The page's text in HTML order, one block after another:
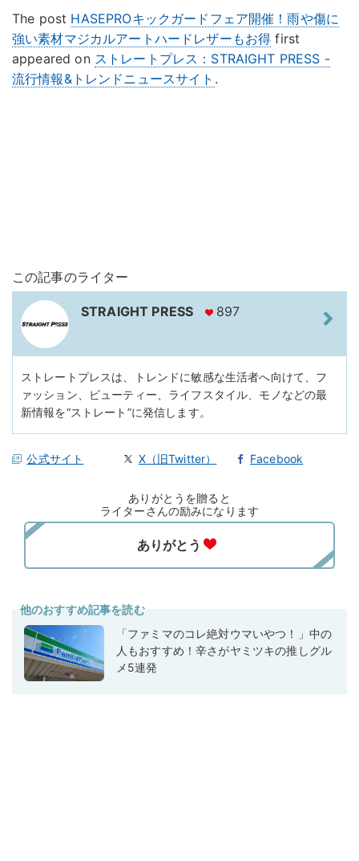
The post HASEPROキックガードフェア開催！雨や傷に
強い素材マジカルアートハードレザーもお得 first
appeared on ストレートプレス：STRAIGHT PRESS -
流行情報&トレンドニュースサイト .
この記事のライター
STRAIGHT PRESS 897
ストレートプレスは、トレンドに敏感な生活者へ向けて、フ
ァッション、ビューティー、ライフスタイル、モノなどの最
新情報を“ストレート”に発信します。
公式サイト X（旧Twitter） Facebook
ありがとうを贈ると
ライターさんの励みになります
他のおすすめ記事を読む
「ファミマのコレ絶対ウマいやつ！」中の
人もおすすめ！辛さがヤミツキの推しグル
メ5連発